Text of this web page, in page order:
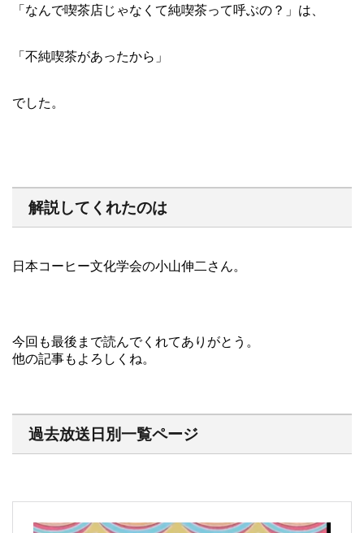
「なんで喫茶店じゃなくて純喫茶って呼ぶの？」は、
「不純喫茶があったから」
でした。
解説してくれたのは
日本コーヒー文化学会の小山伸二さん。
今回も最後まで読んでくれてありがとう。
他の記事もよろしくね。
過去放送日別一覧ページ